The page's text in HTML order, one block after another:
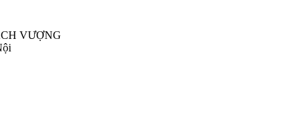
VƯỢNG